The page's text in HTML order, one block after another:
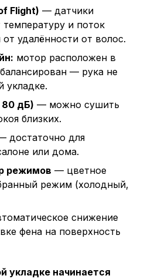
Flight) — датчики
температуру и поток
удалённости от волос.
мотор расположен в
— рука не
укладке.
80 дБ) — можно сушить
близких.
достаточно для
или дома.
режимов — цветное
режим (холодный,
снижение
фена на поверхность
укладке начинается